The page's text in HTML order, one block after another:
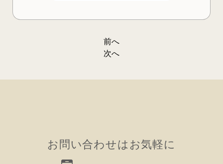
ナ
前へ
次へ
お問い合わせはお気軽に